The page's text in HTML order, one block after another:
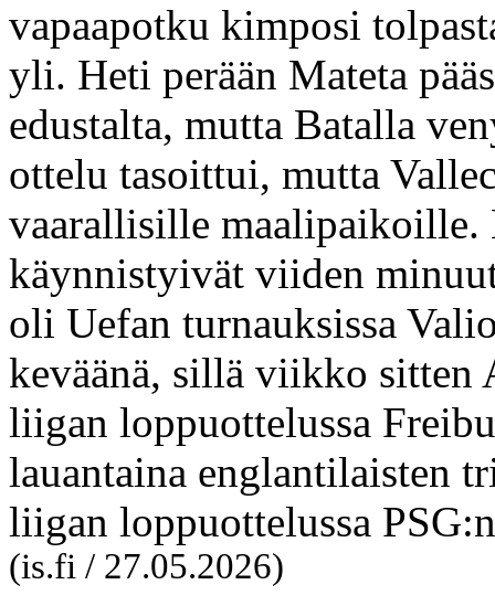
vapaapotku kimposi
yli. Heti perään Mateta
edustalta, mutta Batalla
ottelu tasoittui, mutta
vaarallisille maalipaikoille.
käynnistyivät viiden
oli Uefan turnauksissa
keväänä, sillä viikko
liigan loppuottelussa
lauantaina englantilaisten
liigan loppuottelussa
(is.fi / 27.05.2026)